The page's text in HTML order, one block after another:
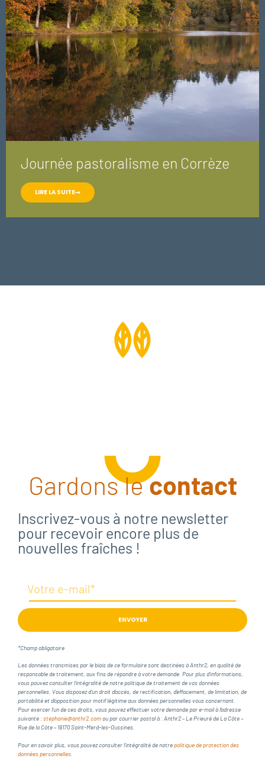
Journée pastoralisme en Corrèze
LIRE LA SUITE
Gardons lecontact
Inscrivez-vous à notre newsletter
pour recevoir encore plus de
nouvelles fraîches !
ENVOYER
*Champ obligatoire
Les données transmises par le biais de ce formulaire sont destinées à Anthr2, en qualité de
responsable de traitement, aux fins de répondre à votre demande. Pour plus d’informations,
vous pouvez consulter l’intégralité de notre politique de traitement de vos données
personnelles. Vous disposez d’un droit d’accès, de rectification, d’effacement, de limitation, de
portabilité et d’opposition pour motif légitime aux données personnelles vous concernant.
Pour exercer l’un de ces droits, vous pouvez effectuer votre demande par e-mail à l’adresse
suivante :stephanie@anthr2.comou par courrier postal à : Anthr2 – Le Prieuré de La Côte –
Rue de la Côte – 19170 Saint-Merd-les-Oussines.
Pour en savoir plus, vous pouvez consulter l’intégralité de notrepolitique de protection des
données personnelles